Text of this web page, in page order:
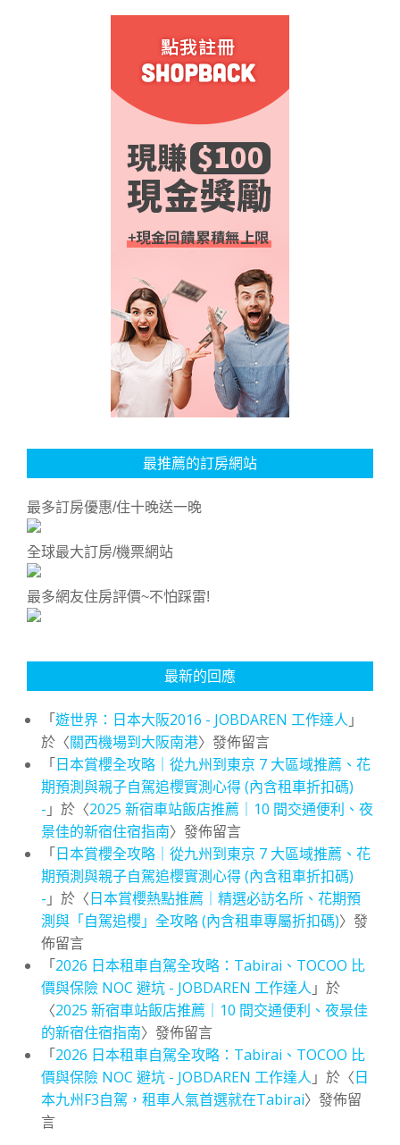
最推薦的訂房網站
最多訂房優惠/住十晚送一晚
全球最大訂房/機票網站
最多網友住房評價~不怕踩雷!
最新的回應
「遊世界：日本大阪2016 - JOBDAREN 工作達人 」
於〈關西機場到大阪南港〉發佈留言
「日本賞櫻全攻略｜從九州到東京 7 大區域推薦、花
期預測與親子自駕追櫻實測心得 (內含租車折扣碼)
- 」於〈2025 新宿車站飯店推薦｜10 間交通便利、夜
景佳的新宿住宿指南〉發佈留言
「日本賞櫻全攻略｜從九州到東京 7 大區域推薦、花
期預測與親子自駕追櫻實測心得 (內含租車折扣碼)
- 」於〈日本賞櫻熱點推薦｜精選必訪名所、花期預
測與「自駕追櫻」全攻略 (內含租車專屬折扣碼)〉發
佈留言
「2026 日本租車自駕全攻略：Tabirai、TOCOO 比
價與保險 NOC 避坑 - JOBDAREN 工作達人 」於
〈2025 新宿車站飯店推薦｜10 間交通便利、夜景佳
的新宿住宿指南〉發佈留言
「2026 日本租車自駕全攻略：Tabirai、TOCOO 比
價與保險 NOC 避坑 - JOBDAREN 工作達人 」於〈日
本九州F3自駕，租車人氣首選就在Tabirai〉發佈留
言